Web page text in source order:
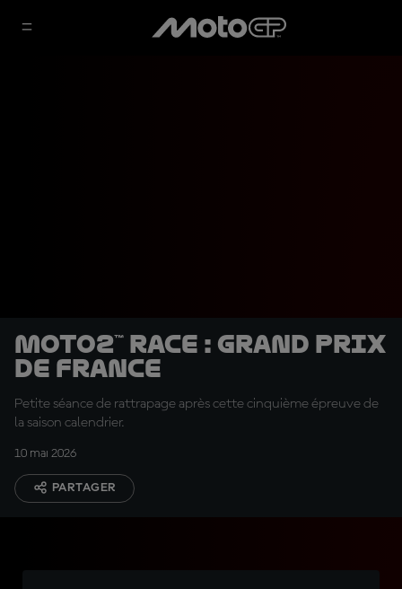
Moto2™ Race : Grand Prix
de France
Petite séance de rattrapage après cette cinquième épreuve de
la saison calendrier.
10 mai 2026
PARTAGER